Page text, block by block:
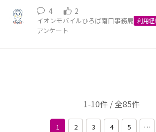
4 2
イオンモバイルひろば南口事務局 利用
アンケート
1-10件 / 全85件
1 2 3 4 5 …